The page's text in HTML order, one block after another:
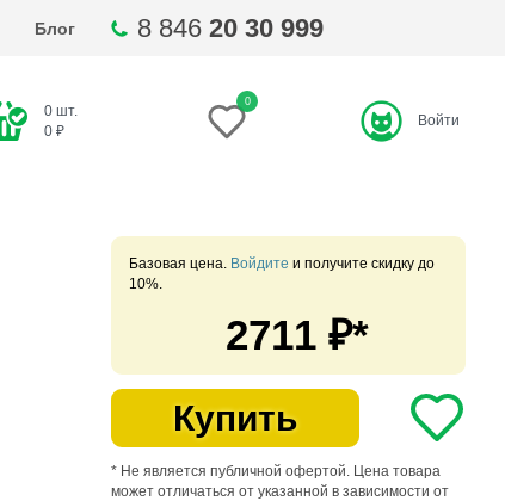
Блог 8 846 20 30 999
0 шт.
0 ₽
0
Войти
Базовая цена. Войдите и получите скидку до
10%.
2711 ₽*
Купить
* Не является публичной офертой. Цена товара
может отличаться от указанной в зависимости от